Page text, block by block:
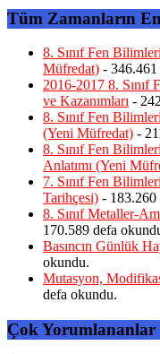
Tüm Zamanların
8. Sınıf Fen
Müfredat) -
2016-2017 8.
ve Kazanımları -
8. Sınıf Fen
(Yeni Müfredat) -
8. Sınıf Fen
Anlatımı (Yeni
7. Sınıf Fen
Tarihçesi) - 183.260
8. Sınıf Metaller-
170.589 defa
Basıncın Günlük
okundu.
Mutasyon,
defa okundu.
Çok Yorumlananlar